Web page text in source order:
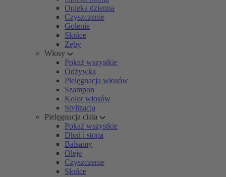
Opieka dzienna
Czyszczenie
Golenie
Słońce
Zęby
Włosy
Pokaż wszystkie
Odżywka
Pielęgnacja włosów
Szampon
Kolor włosów
Stylizacja
Pielęgnacja ciała
Pokaż wszystkie
Dłoń i stopa
Balsamy
Oleje
Czyszczenie
Słońce